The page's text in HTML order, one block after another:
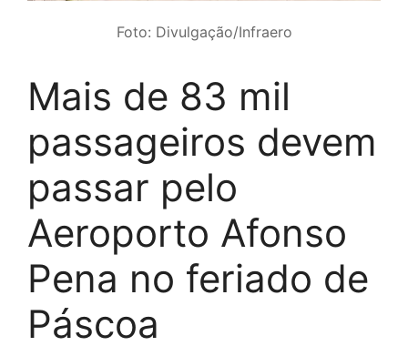
Foto: Divulgação/Infraero
Mais de 83 mil
passageiros devem
passar pelo
Aeroporto Afonso
Pena no feriado de
Páscoa